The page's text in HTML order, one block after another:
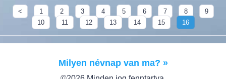
< 1 2 3 4 5 6 7 8
9
10
11 12 13 14 15 16
Milyen névnap van ma? »